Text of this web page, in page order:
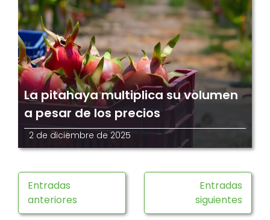
La pitahaya multiplica su volumen
a pesar de los precios
2 de diciembre de 2025
Entradas
anteriores
Entradas
siguientes